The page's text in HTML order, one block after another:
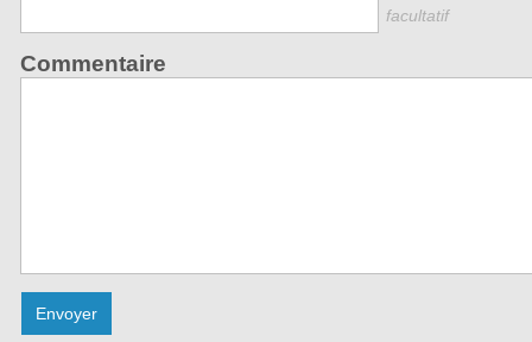
facultatif
Commentaire